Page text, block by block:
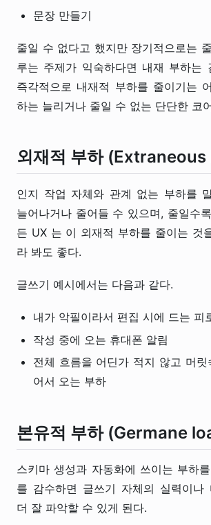
문장 만들기
줄일 수 없다고 했지만 장기적으로는
루는 주제가 익숙하다면 내재 부하는
즉각적으로 내재적 부하를 줄이기는
하는 늘리거나 줄일 수 없는 단단한 코
외재적 부하 (Extraneous
인지 작업 자체와 관계 없는 부하를
늘어나거나 줄어들 수 있으며, 줄일수
든 UX 는 이 외재적 부하를 줄이는 것
라 봐도 좋다.
글쓰기 예시에서는 다음과 같다.
내가 악필이라서 편집 시에 드는 피
작성 중에 오는 휴대폰 알림
전체 흐름을 어딘가 적지 않고 머릿
어서 오는 부하
본유적 부하 (Germane
스키마 생성과 자동화에 쓰이는 부하
를 감수하면 글쓰기 자체의 실력이나
더 잘 파악할 수 있게 된다.